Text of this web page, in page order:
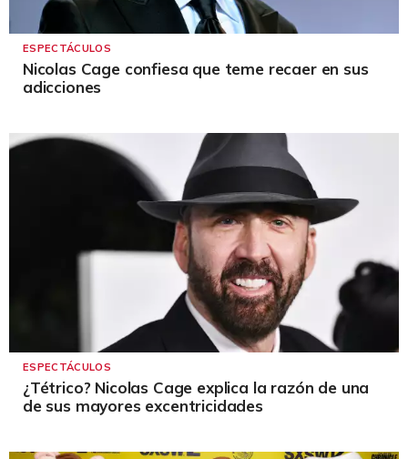
ESPECTÁCULOS
Nicolas Cage confiesa que teme recaer en sus
adicciones
ESPECTÁCULOS
¿Tétrico? Nicolas Cage explica la razón de una
de sus mayores excentricidades